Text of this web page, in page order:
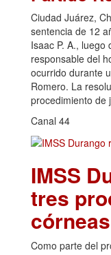
Ciudad Juárez,
sentencia de 12
Isaac P. A.,
responsable del
ocurrido durante
Romero. La
procedimiento
Canal 44
IMSS
tres
córneas
Como parte del